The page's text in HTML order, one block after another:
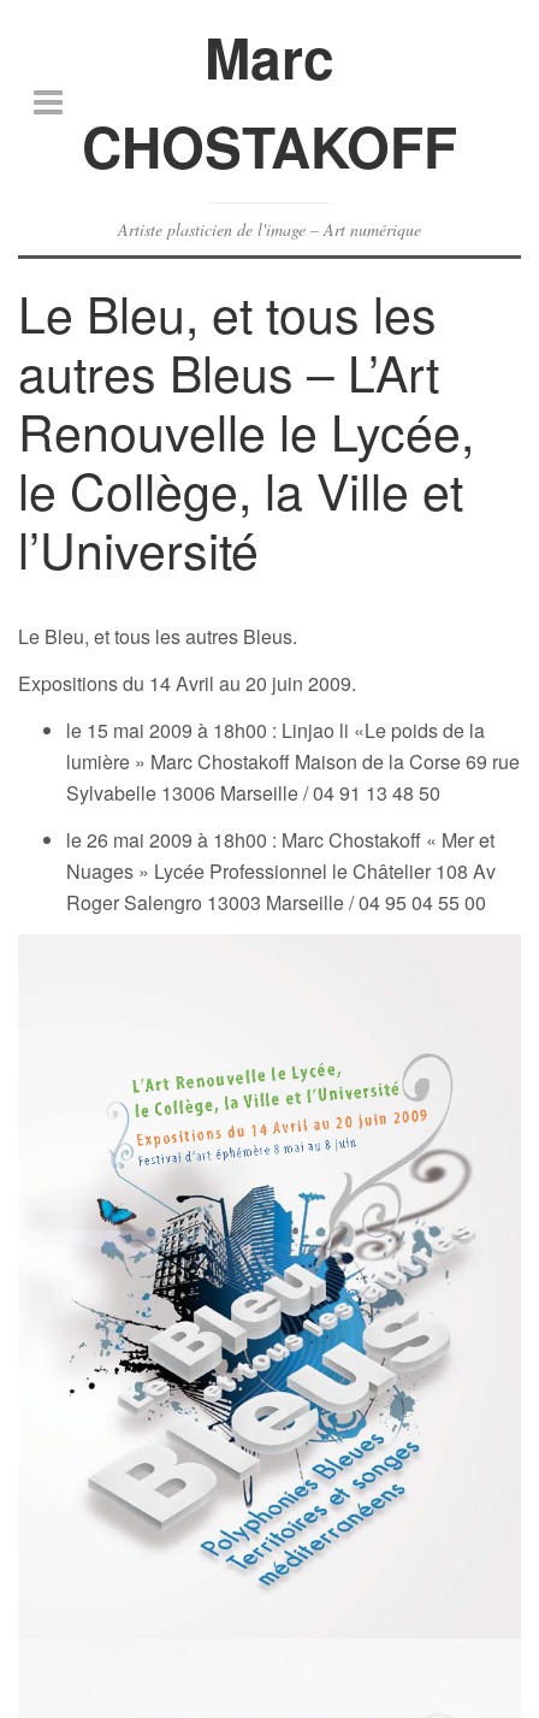
Marc
CHOSTAKOFF
Artiste plasticien de l'image – Art numérique
Le Bleu, et tous les
autres Bleus – L’Art
Renouvelle le Lycée,
le Collège, la Ville et
l’Université
Le Bleu, et tous les autres Bleus.
Expositions du 14 Avril au 20 juin 2009.
le 15 mai 2009 à 18h00 : Linjao li «Le poids de la
lumière » Marc Chostakoff Maison de la Corse 69 rue
Sylvabelle 13006 Marseille / 04 91 13 48 50
le 26 mai 2009 à 18h00 : Marc Chostakoff « Mer et
Nuages » Lycée Professionnel le Châtelier 108 Av
Roger Salengro 13003 Marseille / 04 95 04 55 00